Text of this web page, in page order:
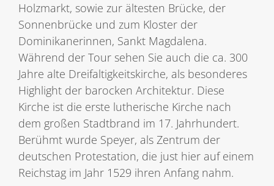
Holzmarkt, sowie zur ältesten Brücke, der
Sonnenbrücke und zum Kloster der
Dominikanerinnen, Sankt Magdalena.
Während der Tour sehen Sie auch die ca. 300
Jahre alte Dreifaltigkeitskirche, als besonderes
Highlight der barocken Architektur. Diese
Kirche ist die erste lutherische Kirche nach
dem großen Stadtbrand im 17. Jahrhundert.
Berühmt wurde Speyer, als Zentrum der
deutschen Protestation, die just hier auf einem
Reichstag im Jahr 1529 ihren Anfang nahm.